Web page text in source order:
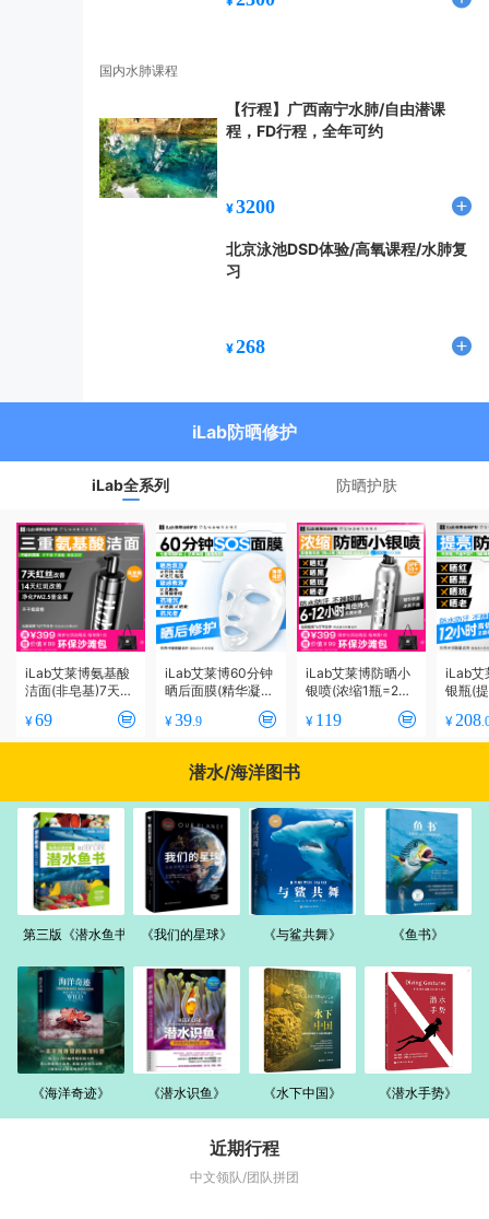
国内水肺课程
【行程】广西南宁水肺/自由潜课
程，FD行程，全年可约
¥3200
北京泳池DSD体验/高氧课程/水肺复
习
¥268
iLab防晒修护
iLab全系列 防晒护肤
iLab艾莱博氨基酸
洁面(非皂基)7天改
善红丝/14天改善红
斑/敏肌友好
¥69
iLab艾莱博60分钟
晒后面膜(精华凝
胶/非膜布)院线级
修护/晒红晒黑
¥39.9
iLab艾莱博防晒小
银喷(浓缩1瓶=2瓶)
6-12小时/防水防
汗/不辣眼睛
¥ 119
iLab艾
银瓶(
辣眼
¥ 208
潜水/海洋图书
第三版《潜水鱼书》 《我们的星球》 《与鲨共舞》 《鱼书》
《海洋奇迹》 《潜水识鱼》 《水下中国》 《潜水手势》
近期行程
中文领队/团队拼团